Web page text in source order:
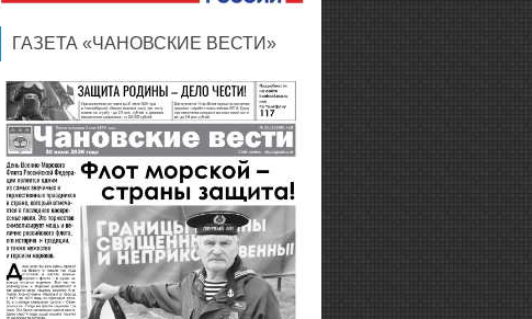
ГАЗЕТА «ЧАНОВСКИЕ ВЕСТИ»